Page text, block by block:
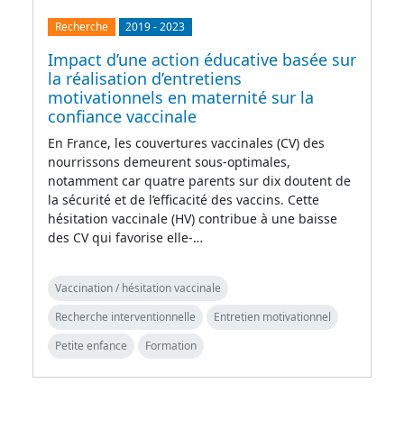
Recherche 2019-2023
Impact d’une action éducative basée sur
la réalisation d’entretiens
motivationnels en maternité sur la
confiance vaccinale
En France, les couvertures vaccinales (CV) des
nourrissons demeurent sous-optimales,
notamment car quatre parents sur dix doutent de
la sécurité et de l’efficacité des vaccins. Cette
hésitation vaccinale (HV) contribue à une baisse
des CV qui favorise elle-…
Vaccination / hésitation vaccinale
Recherche interventionnelle
Entretien motivationnel
Petite enfance
Formation